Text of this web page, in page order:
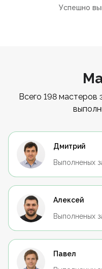
Успешно
Всего 198 мастеров
Дмитрий
Выполненых
Алексей
Выполненых
Павел